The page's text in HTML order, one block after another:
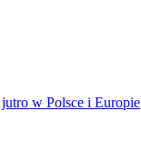
w Polsce i Europie